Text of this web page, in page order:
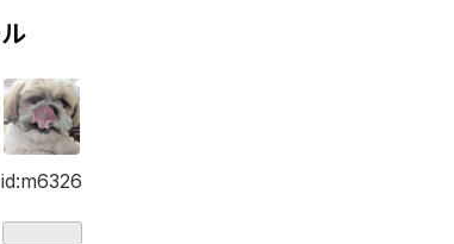
id:m6326